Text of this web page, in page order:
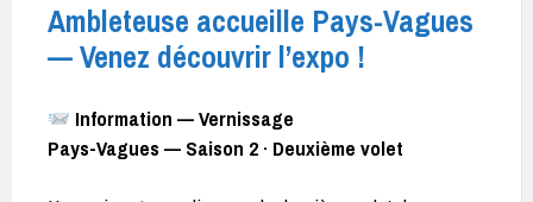
Ambleteuse accueille Pays-Vagues
— Venez découvrir l’expo !
Information — Vernissage
Pays-Vagues — Saison 2 · Deuxième volet